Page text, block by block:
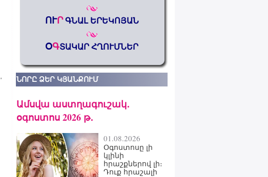
ՈՒՐԳՆԱԼ ԵՐԵԿՈՅԱՆ
ՕԳՏԱԿԱՐ ՀՂՈՒՄՆԵՐ
ՆՈՐԸ ՁԵՐ ԿՅԱՆՔՈՒՄ
Ամսվա աստղագուշակ․
օգոստոս 2026 թ․
01.08.2026
Օգոստոսը լի
կլինի
հրաշքներով լի։
Դուք հրաշալի